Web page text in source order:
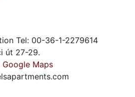
Tel: 00-36-1-2279614
út 27-29.
Maps